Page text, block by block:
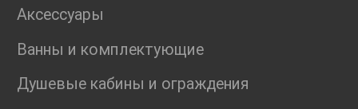
Аксессуары
Ванны и комплектующие
Душевые кабины и ограждения